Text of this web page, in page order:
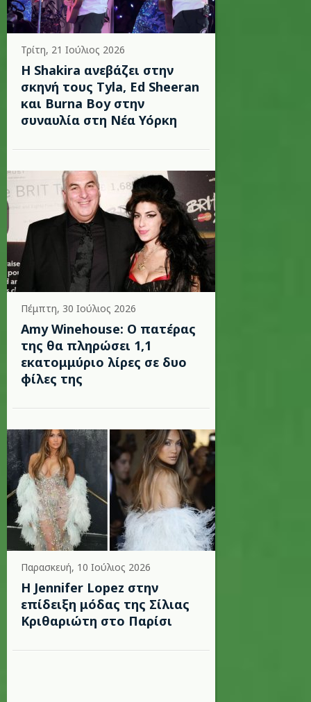
Τρίτη, 21 Ιούλιος 2026
Η Shakira ανεβάζει στην
σκηνή τους Tyla, Ed Sheeran
και Burna Boy στην
συναυλία στη Νέα Υόρκη
Πέμπτη, 30 Ιούλιος 2026
Amy Winehouse: Ο πατέρας
της θα πληρώσει 1,1
εκατομμύριο λίρες σε δυο
φίλες της
Παρασκευή, 10 Ιούλιος 2026
Η Jennifer Lopez στην
επίδειξη μόδας της Σίλιας
Κριθαριώτη στο Παρίσι